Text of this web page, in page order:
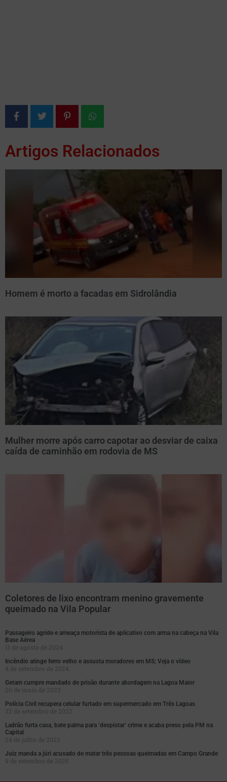
Artigos Relacionados
Homem é morto a facadas em Sidrolândia
Mulher morre após carro capotar ao desviar de caixa
caída de caminhão em rodovia de MS
Coletores de lixo encontram menino gravemente
queimado na Vila Popular
Passageiro agride e ameaça motorista de aplicativo com arma na cabeça na Vila
Base Aérea
11 de agosto de 2024
Incêndio atinge ferro velho e assusta moradores em MS; Veja o vídeo
4 de setembro de 2024
Getam cumpre mandado de prisão durante abordagem na Lagoa Maior
20 de maio de 2023
Polícia Civil recupera celular furtado em supermercado em Três Lagoas
22 de setembro de 2022
Ladrão furta casa, bate palma para ‘despistar’ crime e acaba preso pela PM na
Capital
24 de julho de 2023
Juiz manda a júri acusado de matar três pessoas queimadas em Campo Grande
9 de setembro de 2025